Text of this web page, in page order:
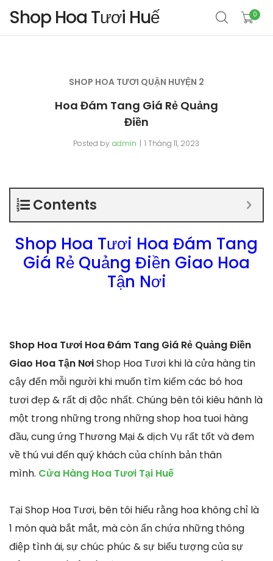
Shop Hoa Tươi Huế 0
SHOP HOA TƯƠI QUẬN HUYỆN 2
Hoa Đám Tang Giá Rẻ Quảng
Điền
Posted by admin 1 Tháng 11, 2023
Contents
Shop Hoa Tươi Hoa Đám Tang
Giá Rẻ Quảng Điền Giao Hoa
Tận Nơi
Shop Hoa Tươi Hoa Đám Tang Giá Rẻ Quảng Điền
Giao Hoa Tận NơiShop Hoa Tươi khi là cửa hàng tin
cậy đến mỗi người khi muốn tìm kiếm các bó hoa
tươi đẹp & rất dị độc nhất. Chúng bên tôi kiêu hãnh là
một trong những trong những shop hoa tuoi hàng
đầu, cung ứng Thương Mại & dịch Vụ rất tốt và đem
về thú vui đến quý khách của chính bản thân
mình. Cửa Hàng Hoa Tươi Tại Huế
Tại Shop Hoa Tươi, bên tôi hiểu rằng hoa không chỉ là
1 món quà bắt mắt, mà còn ẩn chứa những thông
điệp tình ái, sự chúc phúc & sự biểu tượng của sự